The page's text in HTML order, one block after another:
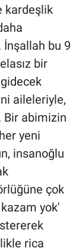
kardeşlik
İnşallah bu 9
bir
aileleriyle,
Bir abimizin
yeni
insanoğlu
çok
yok'
rica